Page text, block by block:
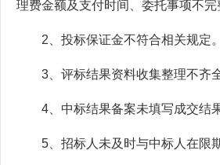
理费金额及支付时间、委托事项不完
2、投标保证金不符合相关规定。
3、评标结果资料收集整理不齐全
4、中标结果备案未填写成交结果
5、招标人未及时与中标人在限期